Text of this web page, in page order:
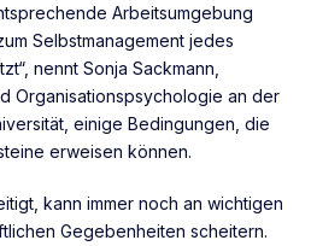
Arbeitsumgebung
Selbstmanagement jedes
nennt Sonja Sackmann,
Organisationspsychologie an der
einige Bedingungen, die
erweisen können.
kann immer noch an wichtigen
Gegebenheiten scheitern.